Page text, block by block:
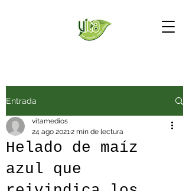
Entrada
Helado de maíz
azul que
vitamedios
24 ago 20212 min de lectura